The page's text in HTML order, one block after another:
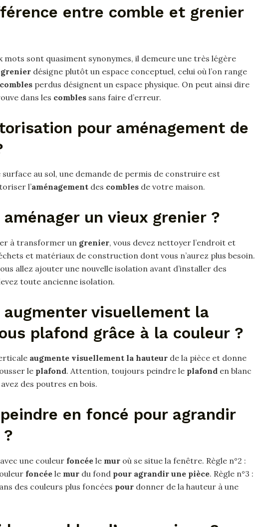
entre comble et grenier
mots sont quasiment synonymes, il demeure une très légère
grenier désigne plutôt un espace conceptuel, celui où l’on range
combles perdus désignent un espace physique. On peut ainsi dire
dans les combles sans faire d’erreur.
pour aménagement de
surface au sol, une demande de permis de construire est
l’aménagement des combles de votre maison.
un vieux grenier ?
à transformer un grenier, vous devez nettoyer l’endroit et
et matériaux de construction dont vous n’aurez plus besoin.
allez ajouter une nouvelle isolation avant d’installer des
toute ancienne isolation.
augmenter visuellement la
plafond grâce à la couleur ?
augmente visuellement la hauteur de la pièce et donne
le plafond. Attention, toujours peindre le plafond en blanc
des poutres en bois.
en foncé pour agrandir
avec une couleur foncée le mur où se situe la fenêtre. Règle n°2 :
foncée le mur du fond pour agrandir une pièce. Règle n°3 :
des couleurs plus foncées pour donner de la hauteur à une